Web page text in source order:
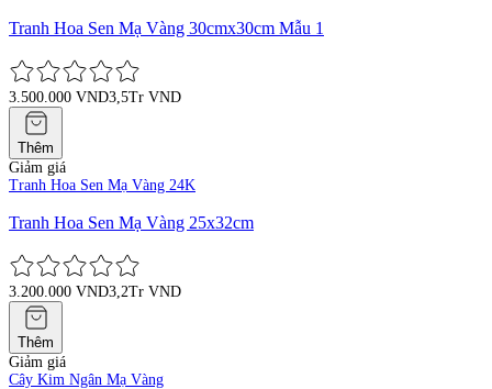
Tranh Hoa Sen Mạ Vàng 30cmx30cm Mẫu 1
3.500.000 VND3,5Tr VND
Thêm
Giảm giá
Tranh Hoa Sen Mạ Vàng 24K
Tranh Hoa Sen Mạ Vàng 25x32cm
3.200.000 VND3,2Tr VND
Thêm
Giảm giá
Cây Kim Ngân Mạ Vàng